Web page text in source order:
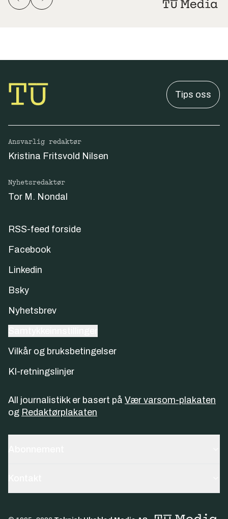
Tips oss
Ansvarlig redaktør
Kristina Fritsvold Nilsen
Nyhetsredaktør
Tor M. Nondal
RSS-feed forside
Facebook
Linkedin
Bsky
Nyhetsbrev
Vilkår og bruksbetingelser
KI-retningslinjer
All journalistikk er basert på Vær varsom-plakaten
og Redaktørplakaten